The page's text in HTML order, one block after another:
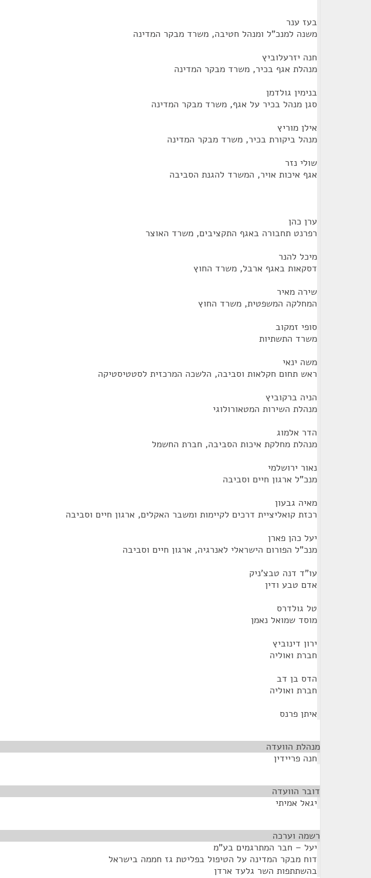
בעז ענר
משנה למנכ"ל ומנהל חטיבה, משרד מבקר המדינה
חנה יזרעלוביץ
מנהלת אגף בכיר, משרד מבקר המדינה
בנימין גולדמן
סגן מנהל בכיר על אגף, משרד מבקר המדינה
אילן מוריץ
מנהל ביקורת בכיר, משרד מבקר המדינה
שולי נזר
אגף איכות אויר, המשרד להגנת הסביבה
ערן כהן
רפרנט תחבורה באגף התקציבים, משרד האוצר
מיכל להנר
דסקאות באגף ארבל, משרד החוץ
שירה מאיר
המחלקה המשפטית, משרד החוץ
סופי זמקוב
משרד התשתיות
משה ינאי
ראש תחום חקלאות וסביבה, הלשכה המרכזית לסטטיסטיקה
הניה ברקוביץ
מנהלת השירות המטאורולוגי
הדר אלמוג
מנהלת מחלקת איכות הסביבה, חברת החשמל
נאור ירושלמי
מנכ"ל ארגון חיים וסביבה
מאיה גבעון
רכזת קואליציית דרכים לקיימות ומשבר האקלים, ארגון חיים וסביבה
יעל כהן פארן
מנכ"ל הפורום הישראלי לאנרגיה, ארגון חיים וסביבה
עו"ד דנה טבצ'ניק
אדם טבע ודין
טל גולדרס
מוסד שמואל נאמן
ירון דינוביץ
חברת ואוליה
הדס בן דב
חברת ואוליה
איתן פרנס
מנהלת הוועדה
חנה פריידין
דובר הוועדה
יגאל אמיתי
רשמה וערכה
יעל – חבר המתרגמים בע"מ
דוח מבקר המדינה על הטיפול בפליטת גז חממה בישראל
בהשתתפות השר גלעד ארדן